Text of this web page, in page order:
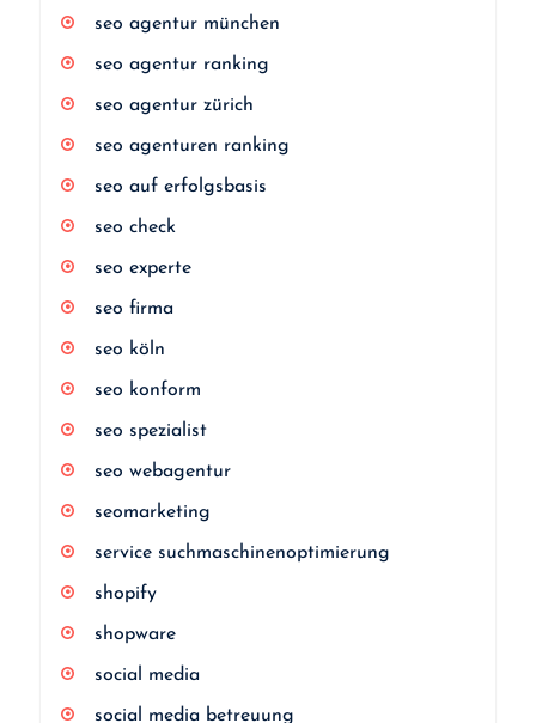
seo agentur münchen
seo agentur ranking
seo agentur zürich
seo agenturen ranking
seo auf erfolgsbasis
seo check
seo experte
seo firma
seo köln
seo konform
seo spezialist
seo webagentur
seomarketing
service suchmaschinenoptimierung
shopify
shopware
social media
social media betreuung